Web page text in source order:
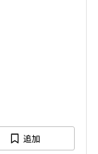
込みが
追加